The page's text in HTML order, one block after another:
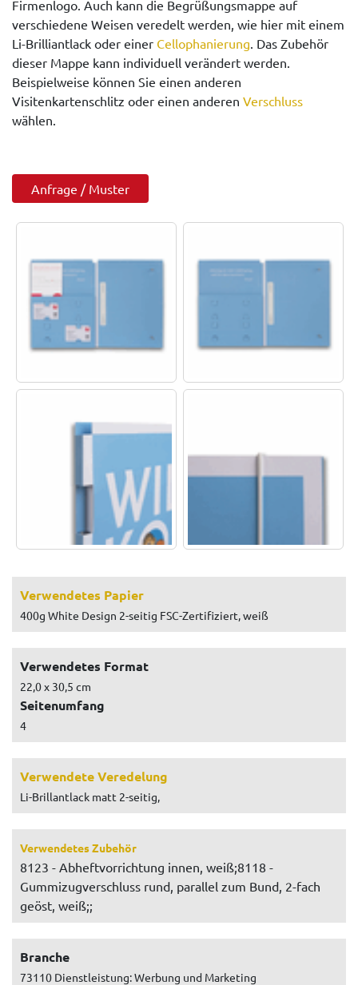
Firmenlogo. Auch kann die Begrüßungsmappe auf
verschiedene Weisen veredelt werden, wie hier mit einem
Li-Brilliantlack oder einer Cellophanierung . Das Zubehör
dieser Mappe kann individuell verändert werden.
Beispielweise können Sie einen anderen
Visitenkartenschlitz oder einen anderen Verschluss
wählen.
Anfrage / Muster
Verwendetes Papier
400g White Design 2-seitig FSC-Zertifiziert, weiß
Verwendetes Format
22,0 x 30,5 cm
Seitenumfang
4
Verwendete Veredelung
Li-Brillantlack matt 2-seitig,
Verwendetes Zubehör
8123 - Abheftvorrichtung innen, weiß;8118 -
Gummizugverschluss rund, parallel zum Bund, 2-fach
geöst, weiß;;
Branche
73110 Dienstleistung: Werbung und Marketing